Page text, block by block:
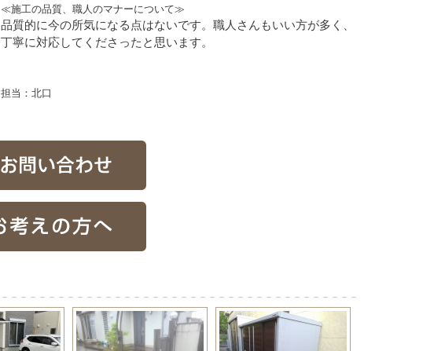
≪施工の品質、職人のマナーについて≫
品質的に今の所気になる点はないです。職人さんもいい方が多く、
丁寧に対応してくださったと思います。
担当：北口